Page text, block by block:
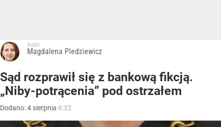
Autor:
Magdalena Pledziewicz
Sąd rozprawił się z bankową fikcją.
„Niby-potrącenia” pod ostrzałem
Dodano:4 sierpnia 6:32